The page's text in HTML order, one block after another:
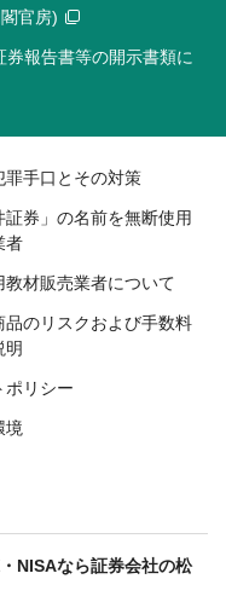
官房)
報告書等の開示書類に
罪手口とその対策
証券」の名前を無断使用
者
教材販売業者について
品のリスクおよび手数料
明
ポリシー
境
NISAなら証券会社の松